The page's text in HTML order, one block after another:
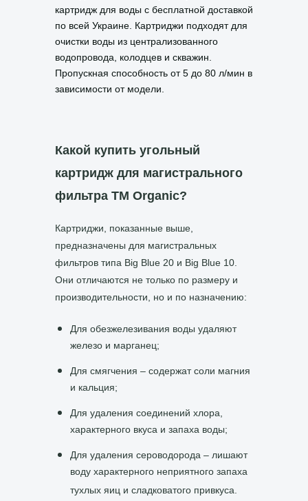
картридж для воды с бесплатной доставкой
по всей Украине. Картриджи подходят для
очистки воды из централизованного
водопровода, колодцев и скважин.
Пропускная способность от 5 до 80 л/мин в
зависимости от модели.
Какой купить угольный
картридж для магистрального
фильтра ТМ Organic?
Картриджи, показанные выше,
предназначены для магистральных
фильтров типа Big Blue 20 и Big Blue 10.
Они отличаются не только по размеру и
производительности, но и по назначению:
Для обезжелезивания воды удаляют
железо и марганец;
Для смягчения – содержат соли магния
и кальция;
Для удаления соединений хлора,
характерного вкуса и запаха воды;
Для удаления сероводорода – лишают
воду характерного неприятного запаха
тухлых яиц и сладковатого привкуса.